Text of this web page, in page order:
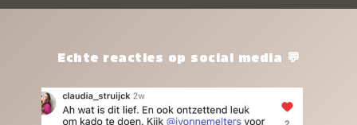
het waard.Echte reacties op social media 💬